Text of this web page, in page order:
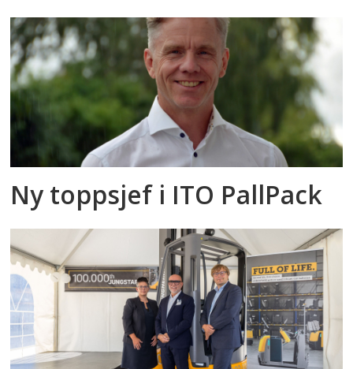
Ny toppsjef i ITO PallPack